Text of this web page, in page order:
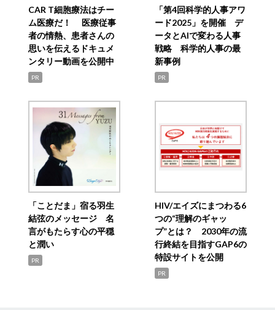
CAR T細胞療法はチー
ム医療だ！ 医療従事
者の情熱、患者さんの
思いを伝えるドキュメ
ンタリー動画を公開中
PR
「第4回科学的人事アワ
ード2025」を開催 デ
ータとAIで変わる人事
戦略 科学的人事の最
新事例
PR
「ことだま」宿る羽生
結弦のメッセージ 名
言がもたらす心の平穏
と潤い
PR
HIV/エイズにまつわる6
つの“理解のギャッ
プ”とは？ 2030年の流
行終結を目指すGAP6の
特設サイトを公開
PR